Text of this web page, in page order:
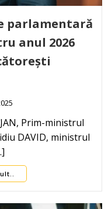
parlamentară
anul 2026
Prim-ministrul
DAVID, ministrul